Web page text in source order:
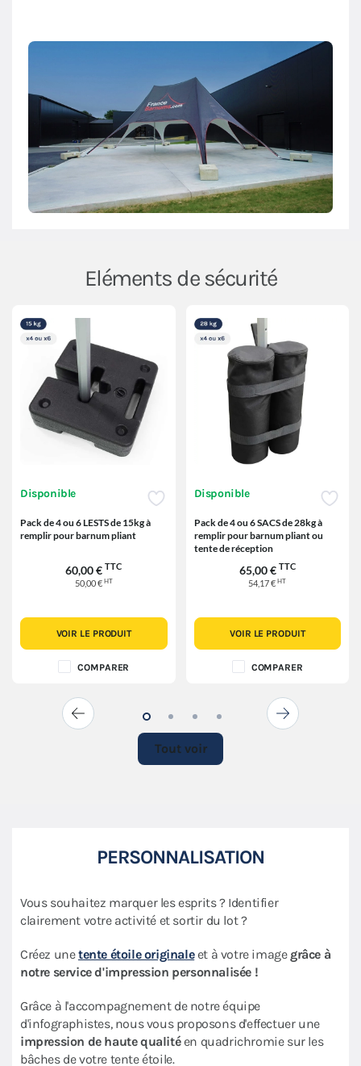
Eléments de sécurité
Disponible
Pack de 4 ou 6 LESTS de 15kg à
remplir pour barnum pliant
60,00 € TTC
50,00 € HT
VOIR LE PRODUIT
COMPARER
Disponible
Pack de 4 ou 6 SACS de 28kg à
remplir pour barnum pliant ou
tente de réception
65,00 € TTC
54,17 €HT
VOIR LE PRODUIT
COMPARER
Tout voir
PERSONNALISATION
Vous souhaitez marquer les esprits ? Identifier
clairement votre activité et sortir du lot ?
Créez unetente étoile originaleet à votre imagegrâce à
notre service d'impression personnalisée !
Grâce à l'accompagnement de notre équipe
d'infographistes, nous vous proposons d'effectuer une
impression de haute qualitéen quadrichromie sur les
bâches de votre tente étoile.